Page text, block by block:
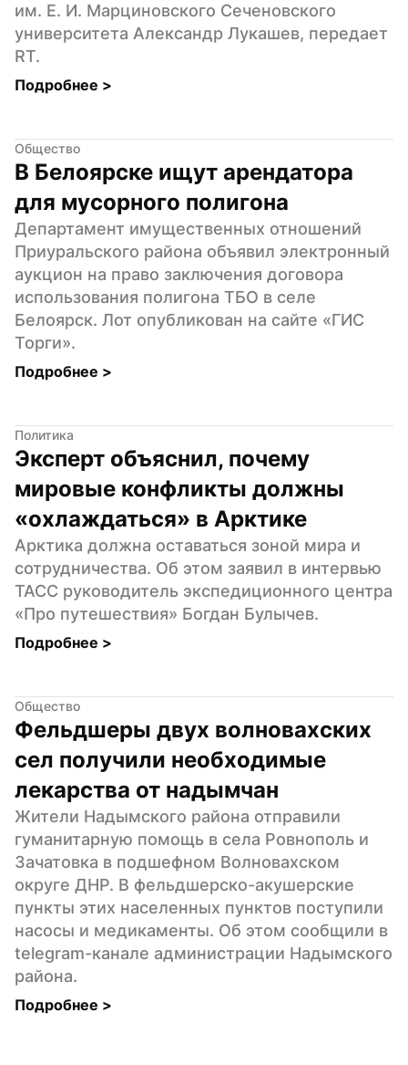
им. Е. И. Марциновского Сеченовского
университета Александр Лукашев, передает
RT.
Подробнее >
Общество
В Белоярске ищут арендатора
для мусорного полигона
Департамент имущественных отношений
Приуральского района объявил электронный
аукцион на право заключения договора
использования полигона ТБО в селе
Белоярск. Лот опубликован на сайте «ГИС
Торги».
Подробнее >
Политика
Эксперт объяснил, почему
мировые конфликты должны
«охлаждаться» в Арктике
Арктика должна оставаться зоной мира и
сотрудничества. Об этом заявил в интервью
ТАСС руководитель экспедиционного центра
«Про путешествия» Богдан Булычев.
Подробнее >
Общество
Фельдшеры двух волновахских
сел получили необходимые
лекарства от надымчан
Жители Надымского района отправили
гуманитарную помощь в села Ровнополь и
Зачатовка в подшефном Волновахском
округе ДНР. В фельдшерско-акушерские
пункты этих населенных пунктов поступили
насосы и медикаменты. Об этом сообщили в
telegram-канале администрации Надымского
района.
Подробнее >